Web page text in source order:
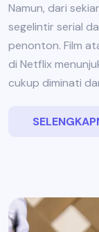
Namun, dari
segelintir serial
penonton. Film
di Netflix
cukup diminati